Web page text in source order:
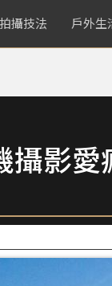
拍攝技法 戶外生
攝影愛